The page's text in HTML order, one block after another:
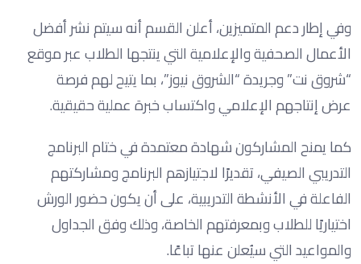
وفي إطار دعم المتميزين، أعلن القسم أنه سيتم نشر أفضل
الأعمال الصحفية والإعلامية التي ينتجها الطلاب عبر موقع
“شروق نت” وجريدة “الشروق نيوز”، بما يتيح لهم فرصة
عرض إنتاجهم الإعلامي واكتساب خبرة عملية حقيقية.
كما يمنح المشاركون شهادة معتمدة في ختام البرنامج
التدريبي الصيفي، تقديرًا لاجتيازهم البرنامج ومشاركتهم
الفاعلة في الأنشطة التدريبية، على أن يكون حضور الورش
اختياريًا للطلاب وبمعرفتهم الخاصة، وذلك وفق الجداول
والمواعيد التي سيُعلن عنها تباعًا.